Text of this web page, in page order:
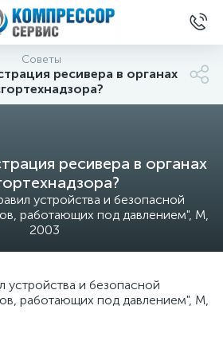
Советы
ресивера в органах
ресивера в органах
устройства и безопасной
работающих под давлением", М,
2003
устройства и безопасной
работающих под давлением", М,